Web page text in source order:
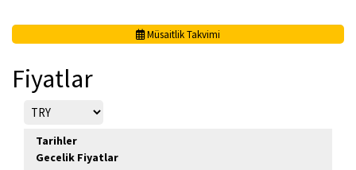
Müsaitlik Takvimi
Fiyatlar
Tarihler
Gecelik Fiyatlar